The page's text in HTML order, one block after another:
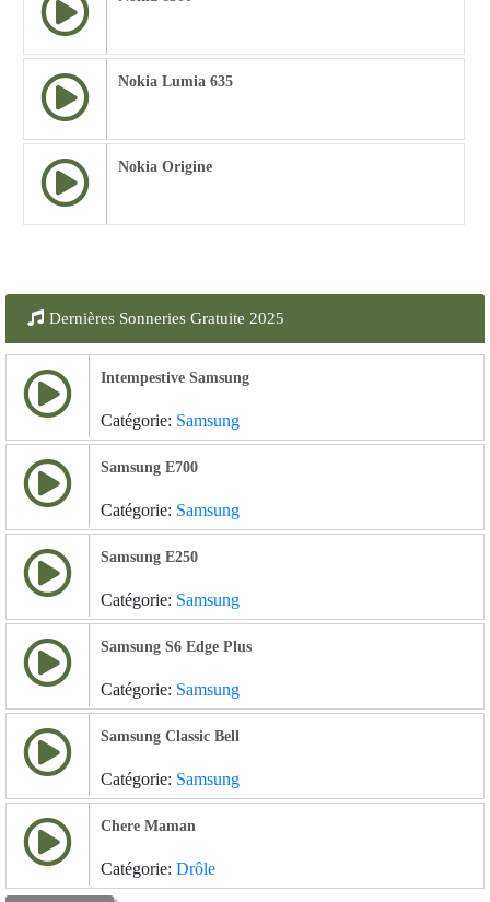
Nokia Lumia 635
Nokia Origine
Dernières Sonneries Gratuite 2025
Intempestive Samsung
Catégorie: Samsung
Samsung E700
Catégorie: Samsung
Samsung E250
Catégorie: Samsung
Samsung S6 Edge Plus
Catégorie: Samsung
Samsung Classic Bell
Catégorie: Samsung
Chere Maman
Catégorie: Drôle